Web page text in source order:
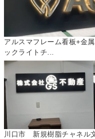
アルスマフレーム看板+金
ックライトチ...
川口市 新規樹脂チャネル